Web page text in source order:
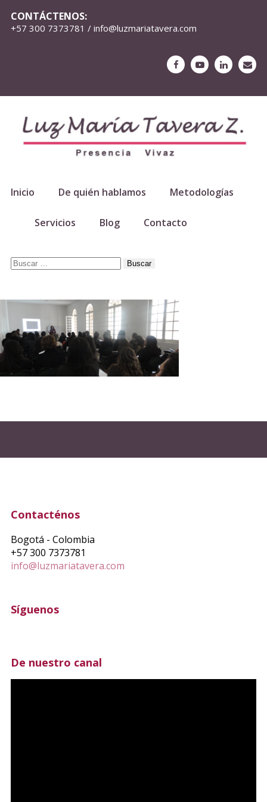
CONTÁCTENOS:
+57 300 7373781 / info@luzmariatavera.com
Inicio De quién hablamos Metodologías
Servicios Blog Contacto
Buscar:
Contacténos
Bogotá - Colombia
+57 300 7373781
info@luzmariatavera.com
Síguenos
De nuestro canal